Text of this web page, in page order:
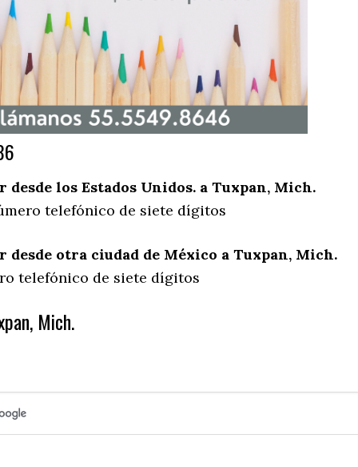
desde los Estados Unidos. a Tuxpan, Mich.
telefónico de siete dígitos
desde otra ciudad de México a Tuxpan, Mich.
telefónico de siete dígitos
Mich.